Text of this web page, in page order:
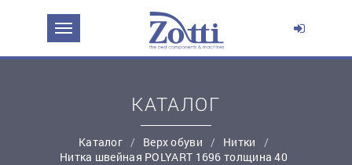
КАТАЛОГ
Каталог Верх обуви
Нитки
Нитка швейная POLYART 1696 толщина 40
ЗАДАТЬ ВОПРОС О ПРОДУКТЕ
Эл. почта:*